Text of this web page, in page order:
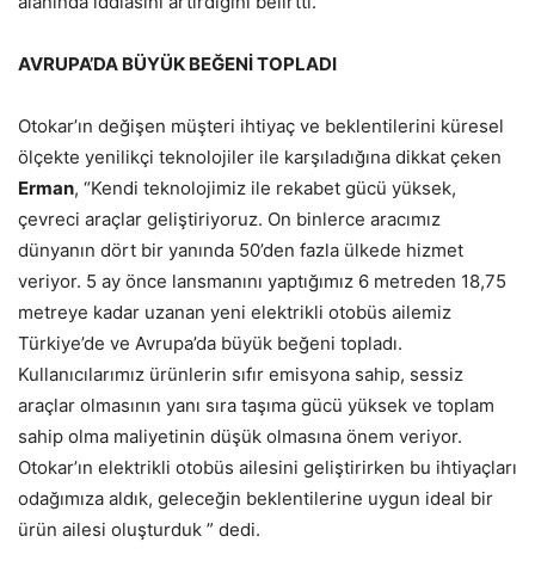
AVRUPA’DA BÜYÜK BEĞENİ TOPLADI
Otokar’ın değişen müşteri ihtiyaç ve beklentilerini küresel
ölçekte yenilikçi teknolojiler ile karşıladığına dikkat çeken
Erman, “Kendi teknolojimiz ile rekabet gücü yüksek,
çevreci araçlar geliştiriyoruz. On binlerce aracımız
dünyanın dört bir yanında 50’den fazla ülkede hizmet
veriyor. 5 ay önce lansmanını yaptığımız 6 metreden 18,75
metreye kadar uzanan yeni elektrikli otobüs ailemiz
Türkiye’de ve Avrupa’da büyük beğeni topladı.
Kullanıcılarımız ürünlerin sıfır emisyona sahip, sessiz
araçlar olmasının yanı sıra taşıma gücü yüksek ve toplam
sahip olma maliyetinin düşük olmasına önem veriyor.
Otokar’ın elektrikli otobüs ailesini geliştirirken bu ihtiyaçları
odağımıza aldık, geleceğin beklentilerine uygun ideal bir
ürün ailesi oluşturduk ” dedi.